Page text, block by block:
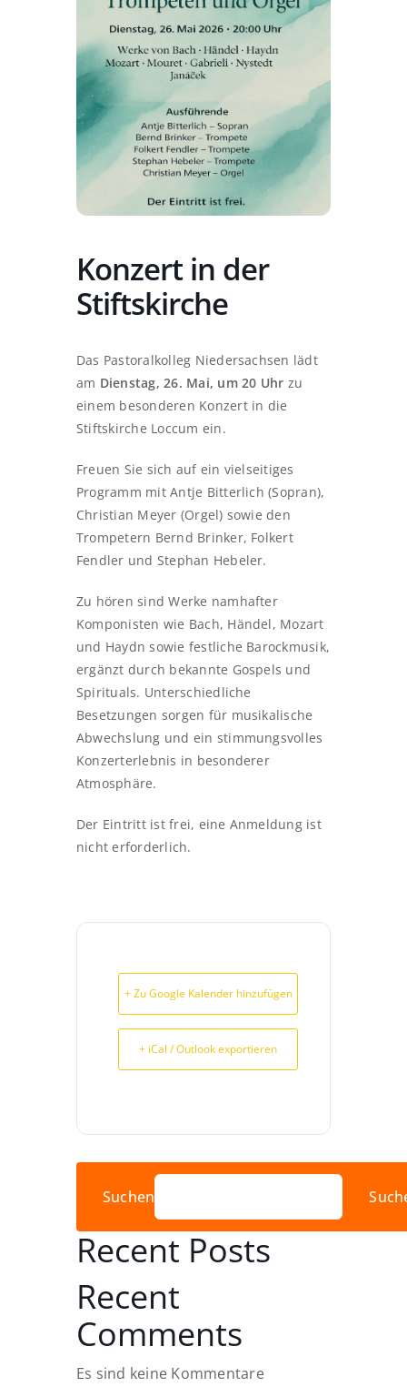
Konzert in der
Stiftskirche
Das Pastoralkolleg Niedersachsen lädt
am Dienstag, 26. Mai, um 20 Uhr zu
einem besonderen Konzert in die
Stiftskirche Loccum ein.
Freuen Sie sich auf ein vielseitiges
Programm mit Antje Bitterlich (Sopran),
Christian Meyer (Orgel) sowie den
Trompetern Bernd Brinker, Folkert
Fendler und Stephan Hebeler.
Zu hören sind Werke namhafter
Komponisten wie Bach, Händel, Mozart
und Haydn sowie festliche Barockmusik,
ergänzt durch bekannte Gospels und
Spirituals. Unterschiedliche
Besetzungen sorgen für musikalische
Abwechslung und ein stimmungsvolles
Konzerterlebnis in besonderer
Atmosphäre.
Der Eintritt ist frei, eine Anmeldung ist
nicht erforderlich.
+ Zu Google Kalender hinzufügen
+ iCal / Outlook exportieren
Suchen
Recent Posts
Recent
Comments
Es sind keine Kommentare